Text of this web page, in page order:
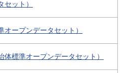
ット）
ープンデータセット）
標準オープンデータセット）